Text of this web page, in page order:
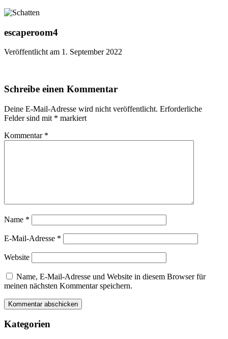
escaperoom4
Veröffentlicht am 1. September 2022
Schreibe einen Kommentar
Deine E-Mail-Adresse wird nicht veröffentlicht. Erforderliche
Felder sind mit * markiert
Kommentar *
Name *
E-Mail-Adresse *
Website
Name, E-Mail-Adresse und Website in diesem Browser für
meinen nächsten Kommentar speichern.
Kategorien